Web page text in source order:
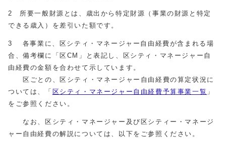
2 所要一般財源とは、歳出から特定財源（事業の財源と特定
できる歳入）を差引いた額です。
3 各事業に、区シティ・マネージャー自由経費が含まれる場
合、備考欄に「区CM」と表記し、区シティ・マネージャー自
由経費の金額を合わせて示しています。
区ごとの、区シティ・マネージャー自由経費の算定状況に
ついては、「 区シティ・マネージャー自由経費予算事業一覧 」
をご参照ください。
なお、区シティ・マネージャー及び区シティー・マネージ
ャー自由経費の解説については、以下をご参照ください。